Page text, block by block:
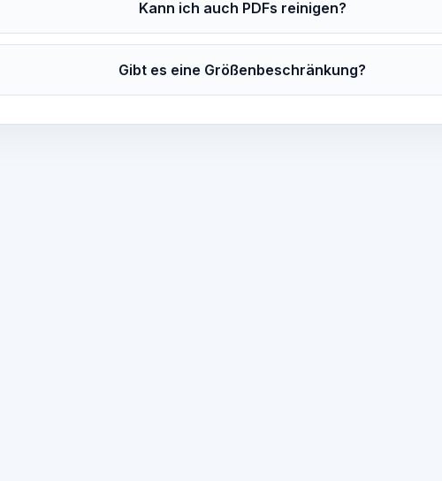
Kann ich auch PDFs reinigen?
Gibt es eine Größenbeschränkung?